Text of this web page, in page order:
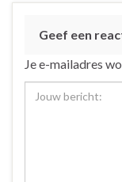
Geef een
Je e-mailadres